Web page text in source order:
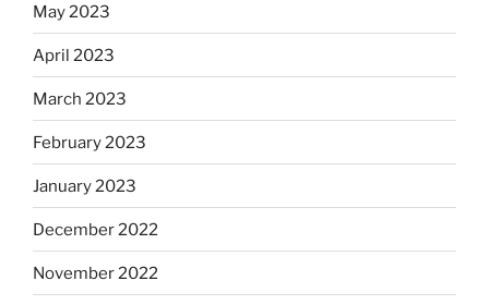
May 2023
April 2023
March 2023
February 2023
January 2023
December 2022
November 2022